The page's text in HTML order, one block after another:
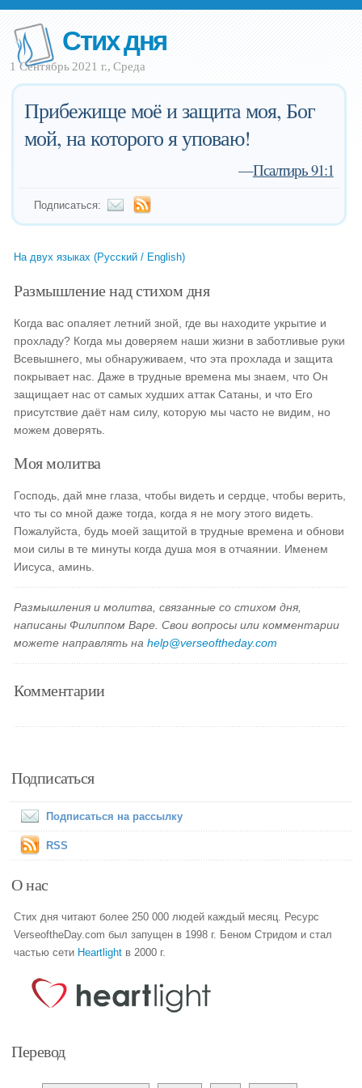
Стих дня
1 Сентябрь 2021 г., Среда
Прибежище моё и защита моя, Бог
мой, на которого я уповаю!
—Псалтирь 91:1
Подписаться:
На двух языках (Русский / English)
Размышление над стихом дня
Когда вас опаляет летний зной, где вы находите укрытие и
прохладу? Когда мы доверяем наши жизни в заботливые руки
Всевышнего, мы обнаруживаем, что эта прохлада и защита
покрывает нас. Даже в трудные времена мы знаем, что Он
защищает нас от самых худших аттак Сатаны, и что Его
присутствие даёт нам силу, которую мы часто не видим, но
можем доверять.
Моя молитва
Господь, дай мне глаза, чтобы видеть и сердце, чтобы верить,
что ты со мной даже тогда, когда я не могу этого видеть.
Пожалуйста, будь моей защитой в трудные времена и обнови
мои силы в те минуты когда душа моя в отчаянии. Именем
Иисуса, аминь.
Размышления и молитва, связанные со стихом дня,
написаны Филиппом Варе. Свои вопросы или комментарии
можете направлять наhelp@verseoftheday.com
Комментарии
Подписаться
Подписаться на рассылку
RSS
О нас
Стих дня читают более 250 000 людей каждый месяц. Ресурс
VerseoftheDay.com был запущен в 1998 г. Беном Стридом и стал
частью сети Heartlight в 2000 г.
Перевод